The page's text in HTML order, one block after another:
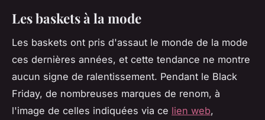
Les baskets à la mode
Les baskets ont pris d'assaut le monde de la mode
ces dernières années, et cette tendance ne montre
aucun signe de ralentissement. Pendant le Black
Friday, de nombreuses marques de renom, à
l'image de celles indiquées via ce lien web,